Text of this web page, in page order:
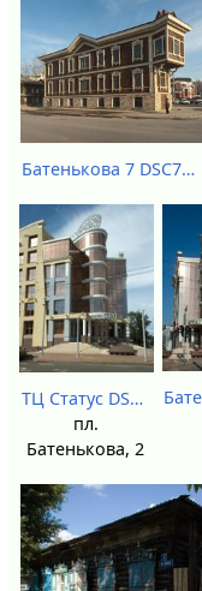
Батенькова 7 DSC73347-DSC73348.jpg
ТЦ Статус DSC27015.jpg
пл.
Батенькова, 2